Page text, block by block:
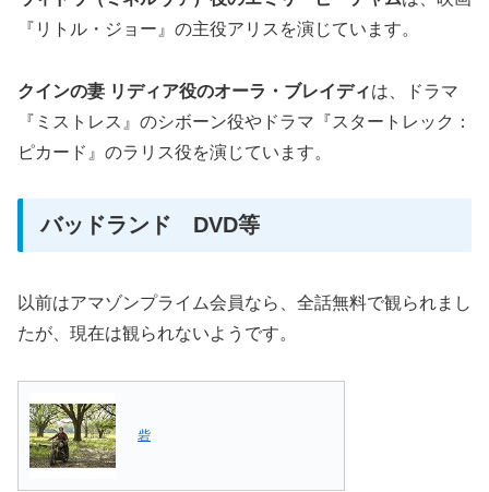
『リトル・ジョー』の主役アリスを演じています。
クインの妻 リディア役のオーラ・ブレイディは、ドラマ
『ミストレス』のシボーン役やドラマ『スタートレック：
ピカード』のラリス役を演じています。
バッドランド DVD等
以前はアマゾンプライム会員なら、全話無料で観られまし
たが、現在は観られないようです。
砦